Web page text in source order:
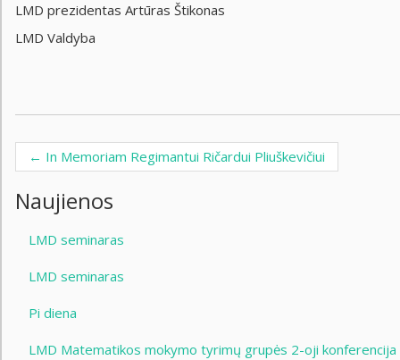
LMD prezidentas Artūras Štikonas
LMD Valdyba
Post navigation
← In Memoriam Regimantui Ričardui Pliuškevičiui
Naujienos
LMD seminaras
LMD seminaras
Pi diena
LMD Matematikos mokymo tyrimų grupės 2-oji konferencija